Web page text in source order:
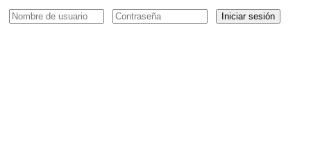
Iniciar sesión